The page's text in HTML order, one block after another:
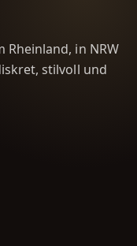
Rheinland, in NRW
stilvoll und